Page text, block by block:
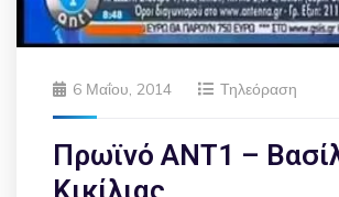
6 Μαΐου, 2014 Τηλεόραση
Πρωϊνό ΑΝΤ1 –